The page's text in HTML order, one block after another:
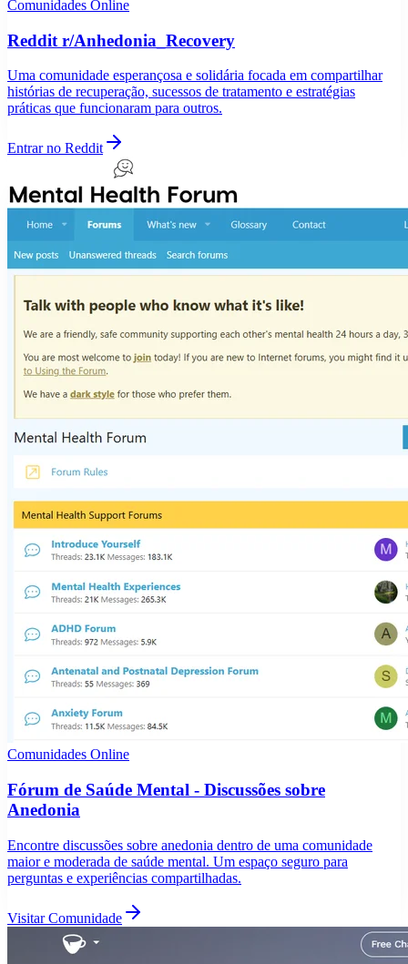
Comunidades Online
Reddit r/Anhedonia_Recovery
Uma comunidade esperançosa e solidária focada em compartilhar
histórias de recuperação, sucessos de tratamento e estratégias
práticas que funcionaram para outros.
Entrar no Reddit
Comunidades Online
Fórum de Saúde Mental - Discussões sobre
Anedonia
Encontre discussões sobre anedonia dentro de uma comunidade
maior e moderada de saúde mental. Um espaço seguro para
perguntas e experiências compartilhadas.
Visitar Comunidade